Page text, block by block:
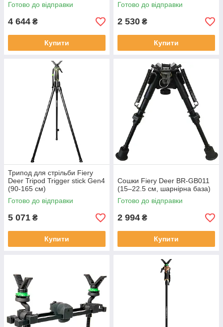
Готово до відправки
4 644 ₴
Купити
Готово до відправки
2 530 ₴
Купити
Трипод для стрільби Fiery
Deer Tripod Trigger stick Gen4
(90-165 см)
Готово до відправки
5 071 ₴
Купити
Сошки Fiery Deer BR-GB011
(15–22.5 см, шарнірна база)
Готово до відправки
2 994 ₴
Купити